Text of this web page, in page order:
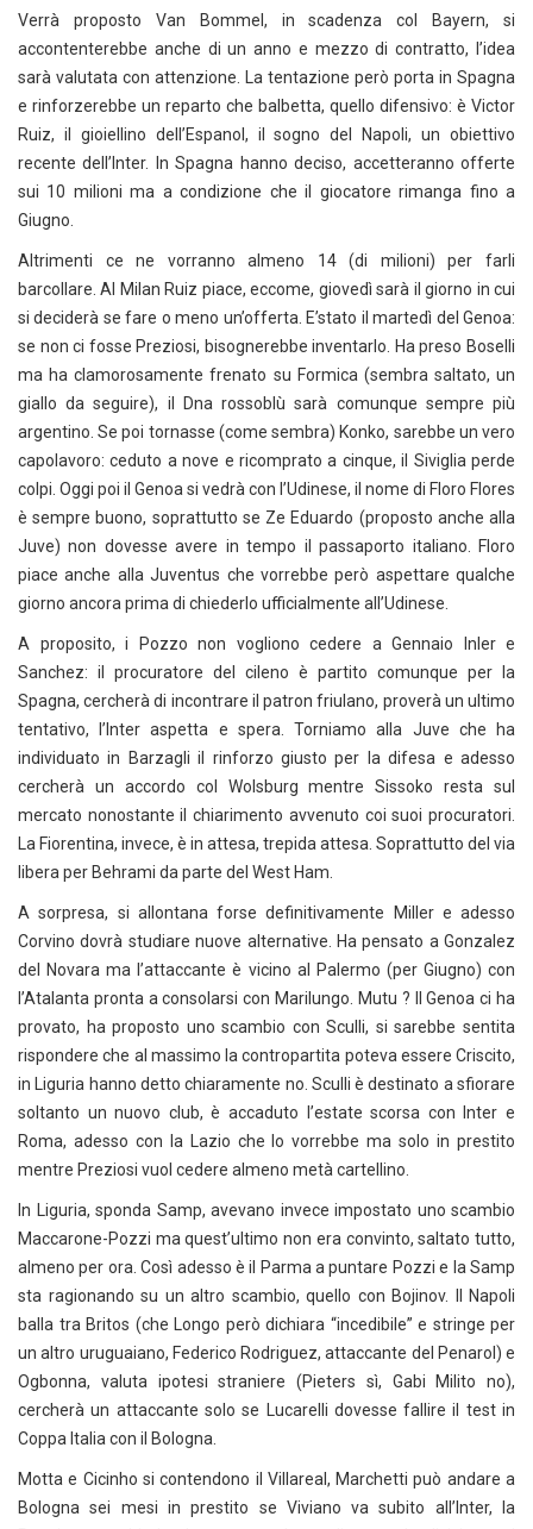
Verrà proposto Van Bommel, in scadenza col Bayern, si
accontenterebbe anche di un anno e mezzo di contratto, l’idea
sarà valutata con attenzione. La tentazione però porta in Spagna
e rinforzerebbe un reparto che balbetta, quello difensivo: è Victor
Ruiz, il gioiellino dell’Espanol, il sogno del Napoli, un obiettivo
recente dell’Inter. In Spagna hanno deciso, accetteranno offerte
sui 10 milioni ma a condizione che il giocatore rimanga fino a
Giugno.
Altrimenti ce ne vorranno almeno 14 (di milioni) per farli
barcollare. Al Milan Ruiz piace, eccome, giovedì sarà il giorno in cui
si deciderà se fare o meno un’offerta. E’stato il martedì del Genoa:
se non ci fosse Preziosi, bisognerebbe inventarlo. Ha preso Boselli
ma ha clamorosamente frenato su Formica (sembra saltato, un
giallo da seguire), il Dna rossoblù sarà comunque sempre più
argentino. Se poi tornasse (come sembra) Konko, sarebbe un vero
capolavoro: ceduto a nove e ricomprato a cinque, il Siviglia perde
colpi. Oggi poi il Genoa si vedrà con l’Udinese, il nome di Floro Flores
è sempre buono, soprattutto se Ze Eduardo (proposto anche alla
Juve) non dovesse avere in tempo il passaporto italiano. Floro
piace anche alla Juventus che vorrebbe però aspettare qualche
giorno ancora prima di chiederlo ufficialmente all’Udinese.
A proposito, i Pozzo non vogliono cedere a Gennaio Inler e
Sanchez: il procuratore del cileno è partito comunque per la
Spagna, cercherà di incontrare il patron friulano, proverà un ultimo
tentativo, l’Inter aspetta e spera. Torniamo alla Juve che ha
individuato in Barzagli il rinforzo giusto per la difesa e adesso
cercherà un accordo col Wolsburg mentre Sissoko resta sul
mercato nonostante il chiarimento avvenuto coi suoi procuratori.
La Fiorentina, invece, è in attesa, trepida attesa. Soprattutto del via
libera per Behrami da parte del West Ham.
A sorpresa, si allontana forse definitivamente Miller e adesso
Corvino dovrà studiare nuove alternative. Ha pensato a Gonzalez
del Novara ma l’attaccante è vicino al Palermo (per Giugno) con
l’Atalanta pronta a consolarsi con Marilungo. Mutu ? Il Genoa ci ha
provato, ha proposto uno scambio con Sculli, si sarebbe sentita
rispondere che al massimo la contropartita poteva essere Criscito,
in Liguria hanno detto chiaramente no. Sculli è destinato a sfiorare
soltanto un nuovo club, è accaduto l’estate scorsa con Inter e
Roma, adesso con la Lazio che lo vorrebbe ma solo in prestito
mentre Preziosi vuol cedere almeno metà cartellino.
In Liguria, sponda Samp, avevano invece impostato uno scambio
Maccarone-Pozzi ma quest’ultimo non era convinto, saltato tutto,
almeno per ora. Così adesso è il Parma a puntare Pozzi e la Samp
sta ragionando su un altro scambio, quello con Bojinov. Il Napoli
balla tra Britos (che Longo però dichiara “incedibile” e stringe per
un altro uruguaiano, Federico Rodriguez, attaccante del Penarol) e
Ogbonna, valuta ipotesi straniere (Pieters sì, Gabi Milito no),
cercherà un attaccante solo se Lucarelli dovesse fallire il test in
Coppa Italia con il Bologna.
Motta e Cicinho si contendono il Villareal, Marchetti può andare a
Bologna sei mesi in prestito se Viviano va subito all’Inter, la